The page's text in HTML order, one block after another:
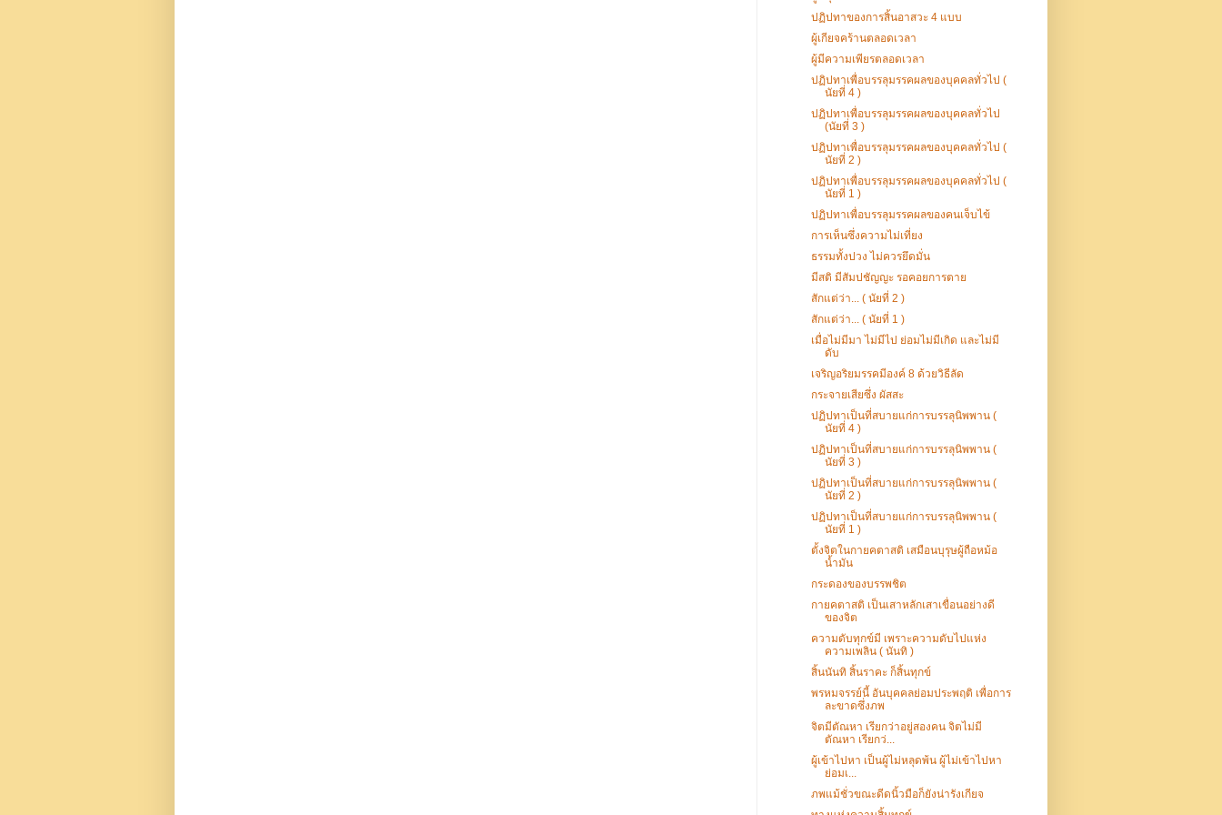
ปฏิปทาของการสิ้นอาสวะ 4 แบบ
ผู้เกียจคร้านตลอดเวลา
ผู้มีความเพียรตลอดเวลา
ปฏิปทาเพื่อบรรลุมรรคผลของบุคคลทั่วไป (
นัยที่ 4 )
ปฏิปทาเพื่อบรรลุมรรคผลของบุคคลทั่วไป
(นัยที่ 3 )
ปฏิปทาเพื่อบรรลุมรรคผลของบุคคลทั่วไป (
นัยที่ 2 )
ปฏิปทาเพื่อบรรลุมรรคผลของบุคคลทั่วไป (
นัยที่ 1 )
ปฏิปทาเพื่อบรรลุมรรคผลของคนเจ็บไข้
การเห็นซึ่งความไม่เที่ยง
ธรรมทั้งปวง ไม่ควรยึดมั่น
มีสติ มีสัมปชัญญะ รอคอยการตาย
สักแต่ว่า... ( นัยที่ 2 )
สักแต่ว่า... ( นัยที่ 1 )
เมื่อไม่มีมา ไม่มีไป ย่อมไม่มีเกิด และไม่มี
ดับ
เจริญอริยมรรคมีองค์ 8 ด้วยวิธีลัด
กระจายเสียซึ่ง ผัสสะ
ปฏิปทาเป็นที่สบายแก่การบรรลุนิพพาน (
นัยที่ 4 )
ปฏิปทาเป็นที่สบายแก่การบรรลุนิพพาน (
นัยที่ 3 )
ปฏิปทาเป็นที่สบายแก่การบรรลุนิพพาน (
นัยที่ 2 )
ปฏิปทาเป็นที่สบายแก่การบรรลุนิพพาน (
นัยที่ 1 )
ตั้งจิตในกายคตาสติ เสมือนบุรุษผู้ถือหม้อ
น้ำมัน
กระดองของบรรพชิต
กายคตาสติ เป็นเสาหลักเสาเขื่อนอย่างดี
ของจิต
ความดับทุกข์มี เพราะความดับไปแห่ง
ความเพลิน ( นันทิ )
สิ้นนันทิ สิ้นราคะ ก็สิ้นทุกข์
พรหมจรรย์นี้ อันบุคคลย่อมประพฤติ เพื่อการ
ละขาดซึ่งภพ
จิตมีตัณหา เรียกว่าอยู่สองคน จิตไม่มี
ตัณหา เรียกว่...
ผู้เข้าไปหา เป็นผู้ไม่หลุดพ้น ผู้ไม่เข้าไปหา
ย่อมเ...
ภพแม้ชั่วขณะดีดนิ้วมือก็ยังน่ารังเกียจ